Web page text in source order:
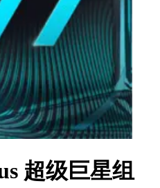
超级巨星组